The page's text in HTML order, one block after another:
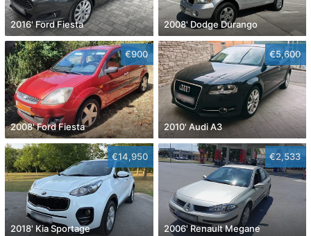
2016' Ford Fiesta 2008' Dodge Durango
€900
2008' Ford Fiesta
€5,600
2010' Audi A3
€14,950
2018' Kia Sportage
€2,533
2006' Renault Megane